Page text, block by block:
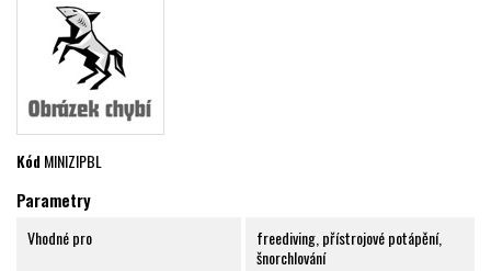
KódMINIZIPBL
Parametry
Vhodné pro
freediving, přístrojové potápění,
šnorchlování